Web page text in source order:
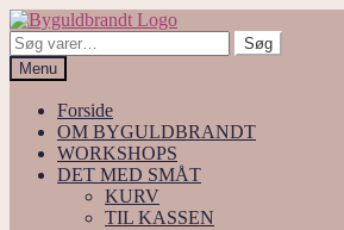
Spring
til
navigation
Spring
til
indhold
Søg
efter:
Søg
Menu
Forside
OM BYGULDBRANDT
WORKSHOPS
DET MED SMÅT
KURV
TIL KASSEN